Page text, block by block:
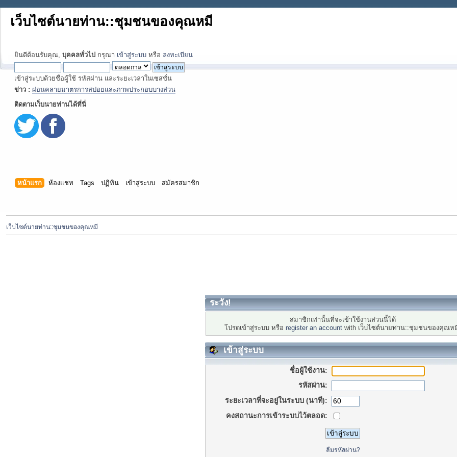
เว็บไซต์นายท่าน::ชุมชนของคุณหมี
ยินดีต้อนรับคุณ, บุคคลทั่วไป กรุณา เข้าสู่ระบบ หรือ ลงทะเบียน
เข้าสู่ระบบด้วยชื่อผู้ใช้ รหัสผ่าน และระยะเวลาในเซสชั่น
ข่าว : ผ่อนคลายมาตรการสปอยและภาพประกอบบางส่วน
ติดตามเว็บนายท่านได้ที่นี่
หน้าแรก ห้องแชท Tags ปฏิทิน เข้าสู่ระบบ สมัครสมาชิก
เว็บไซต์นายท่าน::ชุมชนของคุณหมี
ระวัง!
สมาชิกเท่านั้นที่จะเข้าใช้งานส่วนนี้ได้
โปรดเข้าสู่ระบบ หรือ register an account with เว็บไซต์นายท่าน::ชุมชนของคุณห
เข้าสู่ระบบ
ชื่อผู้ใช้งาน:
รหัสผ่าน:
ระยะเวลาที่จะอยู่ในระบบ (นาที):
คงสถานะการเข้าระบบไว้ตลอด:
ลืมรหัสผ่าน?